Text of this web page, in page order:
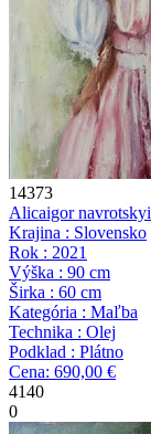
14373
Alicaigor navrotskyi
Krajina : Slovensko
Rok : 2021
Výška : 90 cm
Širka : 60 cm
Kategória : Maľba
Technika : Olej
Podklad : Plátno
Cena: 690,00 €
4140
0